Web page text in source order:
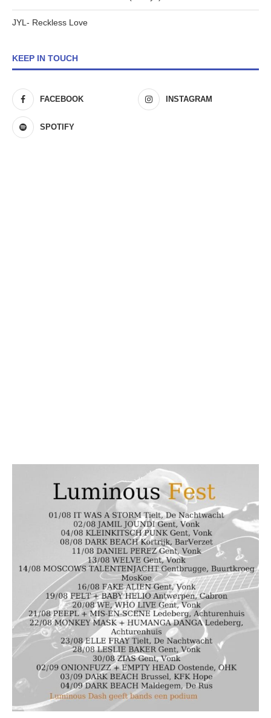
JYL- Reckless Love
KEEP IN TOUCH
FACEBOOK INSTAGRAM
SPOTIFY